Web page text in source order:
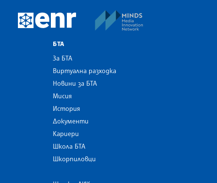
European Newsroom
БТА
За БТА
Виртуална разходка
Новини за БТА
Мисия
История
Документи
Кариери
Школа БТА
Шкорпиловци